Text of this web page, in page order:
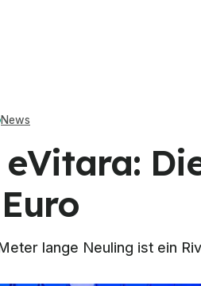
News
lange Neuling ist ein